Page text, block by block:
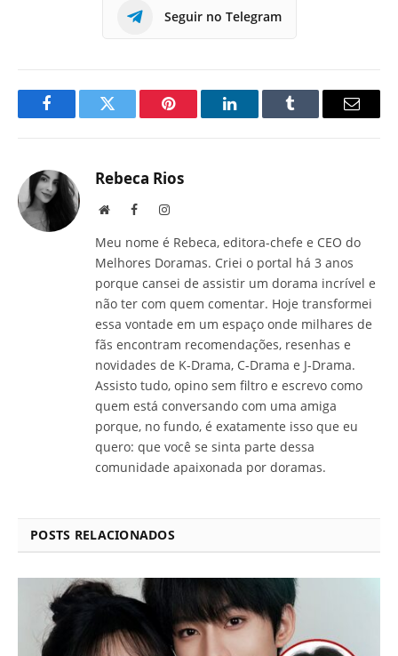
Seguir no Telegram
FacebookTwitter Pinterest LinkedInTumblr
E-
Rebeca Rios
Site FacebookInstagram
Meu nome é Rebeca, editora-chefe e CEO do
Melhores Doramas. Criei o portal há 3 anos
porque cansei de assistir um dorama incrível e
não ter com quem comentar. Hoje transformei
essa vontade em um espaço onde milhares de
fãs encontram recomendações, resenhas e
novidades de K-Drama, C-Drama e J-Drama.
Assisto tudo, opino sem filtro e escrevo como
quem está conversando com uma amiga
porque, no fundo, é exatamente isso que eu
quero: que você se sinta parte dessa
comunidade apaixonada por doramas.
POSTS RELACIONADOS